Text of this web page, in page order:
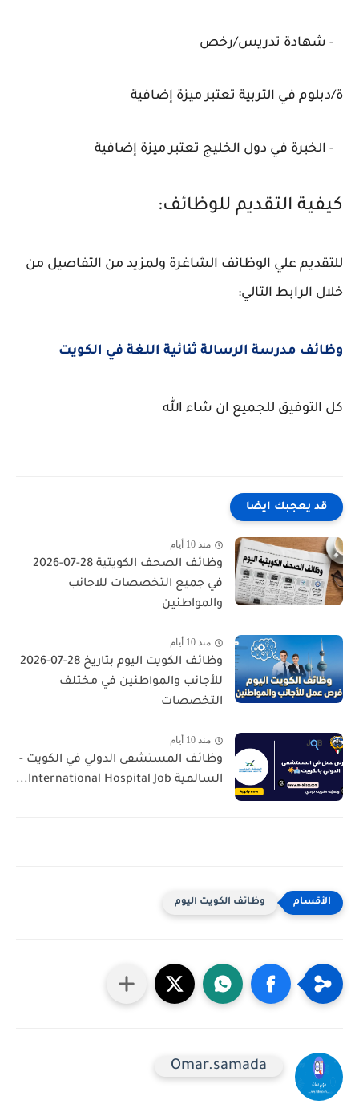
- شهادة تدريس/رخص
ة/دبلوم في التربية تعتبر ميزة إضافية
- الخبرة في دول الخليج تعتبر ميزة إضافية
كيفية التقديم للوظائف:
للتقديم علي الوظائف الشاغرة ولمزيد من التفاصيل من
خلال الرابط التالي:
وظائف مدرسة الرسالة ثنائية اللغة في الكويت
كل التوفيق للجميع ان شاء الله
قد يعجبك ايضا
منذ 10 أيام
وظائف الصحف الكويتية 28-07-2026
في جميع التخصصات للاجانب
والمواطنين
منذ 10 أيام
وظائف الكويت اليوم بتاريخ 28-07-2026
للأجانب والمواطنين في مختلف
التخصصات
منذ 10 أيام
وظائف المستشفى الدولي في الكويت -
السالمية International Hospital Job...
وظائف الكويت اليوم
Omar.samada